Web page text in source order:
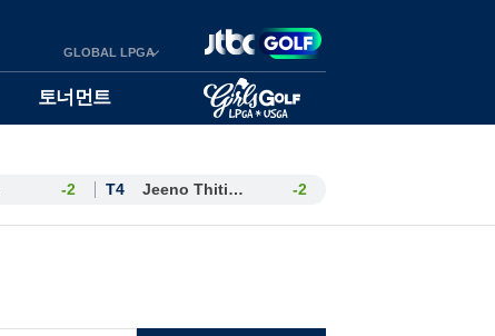
GLOBAL LPGA
토너먼트
-2 T4 Jeeno Thitikul -2